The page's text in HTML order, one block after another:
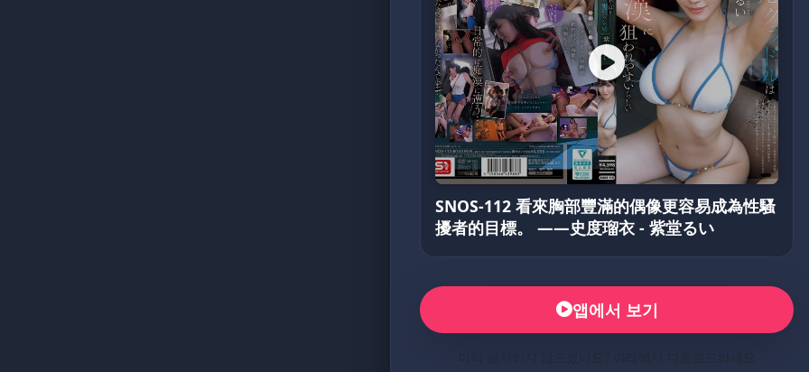
SNOS-112 看來胸部豐滿的偶像更容易成為性騷
擾者的目標。 ——史度瑠衣 - 紫堂るい
앱에서 보기